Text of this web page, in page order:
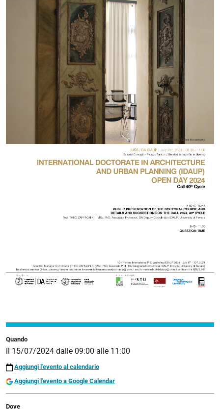
15T09:00:00+02:00
15T11:00:00+02:00
Dipartimento
con
l'Università
Quando
il 15/07/2024 dalle 09:00 alle 11:00
Aggiungi l'evento al calendario
Aggiungi l'evento a Google Calendar
Dove